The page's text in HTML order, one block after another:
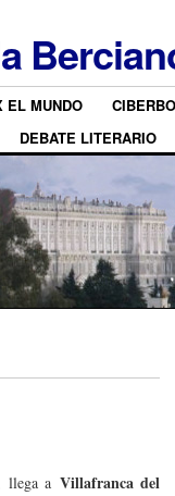
EL MUNDO
DEBATE LITERARIO
llega a Villafranca del